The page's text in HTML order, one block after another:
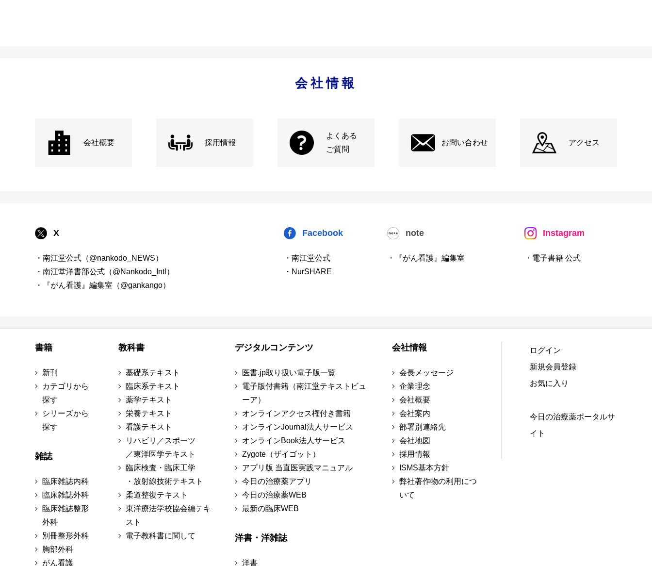
会社情報
会社概要 採用情報
よくある
ご質問
お問い合わせ アクセス
X
・南江堂公式（@nankodo_NEWS）
・南江堂洋書部公式（@Nankodo_Intl）
・『がん看護』編集室（@gankango）
Facebook
・南江堂公式
・NurSHARE
note
・『がん看護』編集室
Instagram
・電子書籍 公式
書籍
新刊
カテゴリから
探す
シリーズから
探す
雑誌
臨床雑誌内科
臨床雑誌外科
臨床雑誌整形
外科
別冊整形外科
胸部外科
がん看護
教科書
基礎系テキスト
臨床系テキスト
薬学テキスト
栄養テキスト
看護テキスト
リハビリ／スポーツ
／東洋医学テキスト
臨床検査・臨床工学
・放射線技術テキスト
柔道整復テキスト
東洋療法学校協会編テキ
スト
電子教科書に関して
デジタルコンテンツ
医書.jp取り扱い電子版一覧
電子版付書籍（南江堂テキストビュ
ーア）
オンラインアクセス権付き書籍
オンラインJournal法人サービス
オンラインBook法人サービス
Zygote（ザイゴット）
アプリ版 当直医実践マニュアル
今日の治療薬アプリ
今日の治療薬WEB
最新の臨床WEB
洋書・洋雑誌
洋書
会社情報
会長メッセージ
企業理念
会社概要
会社案内
部署別連絡先
会社地図
採用情報
ISMS基本方針
弊社著作物の利用につ
いて
ログイン
新規会員登録
お気に入り
今日の治療薬ポータルサ
イト